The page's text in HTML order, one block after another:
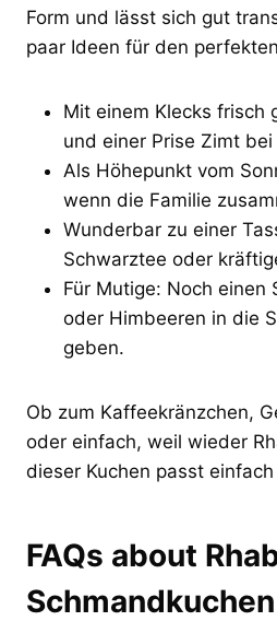
Form und lässt sich gut
paar Ideen für den
Mit einem Klecks frisch
und einer Prise Zimt
Als Höhepunkt vom
wenn die Familie
Wunderbar zu einer
Schwarztee oder
Für Mutige: Noch einen
oder Himbeeren in die
geben.
Ob zum Kaffeekränzchen,
oder einfach, weil wieder
dieser Kuchen passt einfach
FAQs about
Schmandkuchen